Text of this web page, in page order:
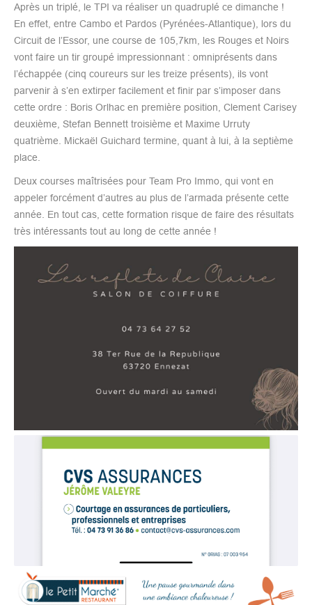
Après un triplé, le TPI va réaliser un quadruplé ce dimanche !
En effet, entre Cambo et Pardos (Pyrénées-Atlantique), lors du
Circuit de l’Essor, une course de 105,7km, les Rouges et Noirs
vont faire un tir groupé impressionnant : omniprésents dans
l’échappée (cinq coureurs sur les treize présents), ils vont
parvenir à s’en extirper facilement et finir par s’imposer dans
cette ordre : Boris Orlhac en première position, Clement Carisey
deuxième, Stefan Bennett troisième et Maxime Urruty
quatrième. Mickaël Guichard termine, quant à lui, à la septième
place.
Deux courses maîtrisées pour Team Pro Immo, qui vont en
appeler forcément d’autres au plus de l’armada présente cette
année. En tout cas, cette formation risque de faire des résultats
très intéressants tout au long de cette année !